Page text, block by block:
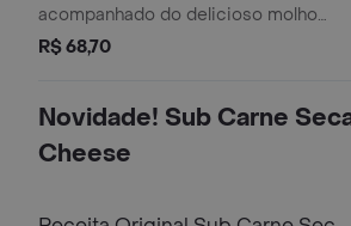
acompanhado do delicioso molho
supreme. imagem meramente
R$ 68,70
Novidade! Sub Carne
Cheese